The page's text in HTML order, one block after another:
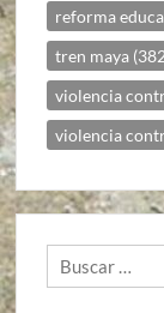
reforma
tren maya
violencia
violencia